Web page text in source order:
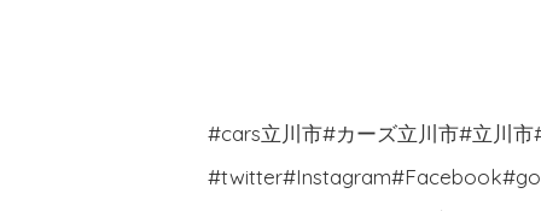
#cars立川市#カーズ立川市#立川